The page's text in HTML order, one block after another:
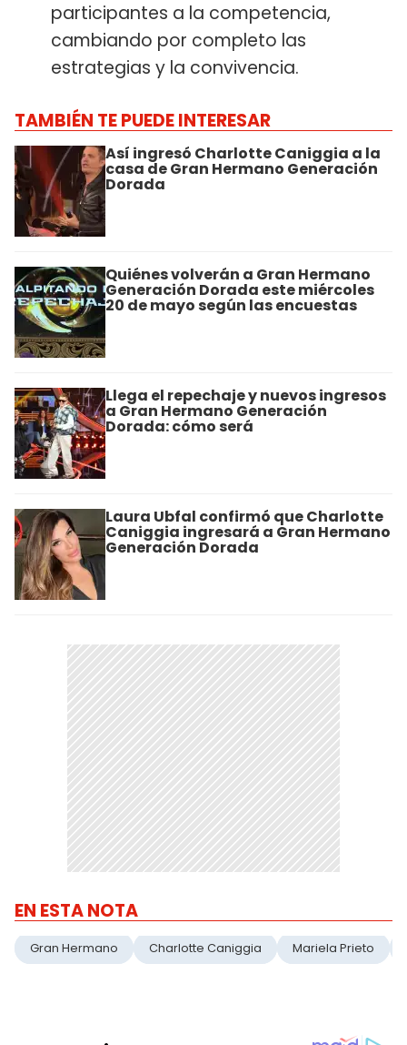
participantes a la competencia,
cambiando por completo las
estrategias y la convivencia.
TAMBIÉN TE PUEDE INTERESAR
Así ingresó Charlotte Caniggia a la
casa de Gran Hermano Generación
Dorada
Quiénes volverán a Gran Hermano
Generación Dorada este miércoles
20 de mayo según las encuestas
Llega el repechaje y nuevos ingresos
a Gran Hermano Generación
Dorada: cómo será
Laura Ubfal confirmó que Charlotte
Caniggia ingresará a Gran Hermano
Generación Dorada
EN ESTA NOTA
Gran Hermano Charlotte Caniggia Mariela Prieto